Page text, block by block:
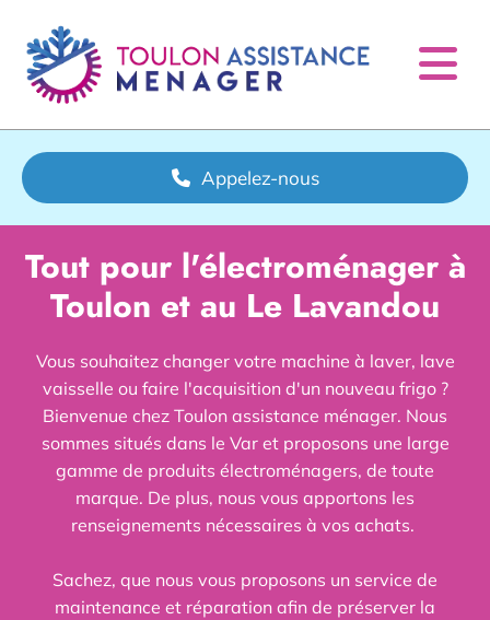
Appelez-nous
Tout pour l'électroménager à
Toulon et au Le Lavandou
Vous souhaitez changer votre machine à laver, lave
vaisselle ou faire l'acquisition d'un nouveau frigo ?
Bienvenue chez Toulon assistance ménager. Nous
sommes situés dans le Var et proposons une large
gamme de produits électroménagers, de toute
marque. De plus, nous vous apportons les
renseignements nécessaires à vos achats.
Sachez, que nous vous proposons un service de
maintenance et réparation afin de préserver la